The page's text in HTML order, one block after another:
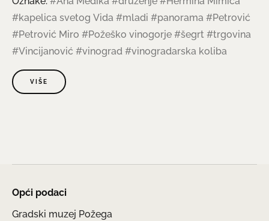
#kapelica svetog Vida #mladi #panorama #Petrović
#Petrović Miro #Požeško vinogorje #šegrt #trgovina
#Vincijanović #vinograd #vinogradarska koliba
VIŠE
Opći podaci
Gradski muzej Požega